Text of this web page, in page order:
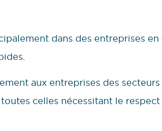
dans des entreprises
aux entreprises des secteurs
celles nécessitant le